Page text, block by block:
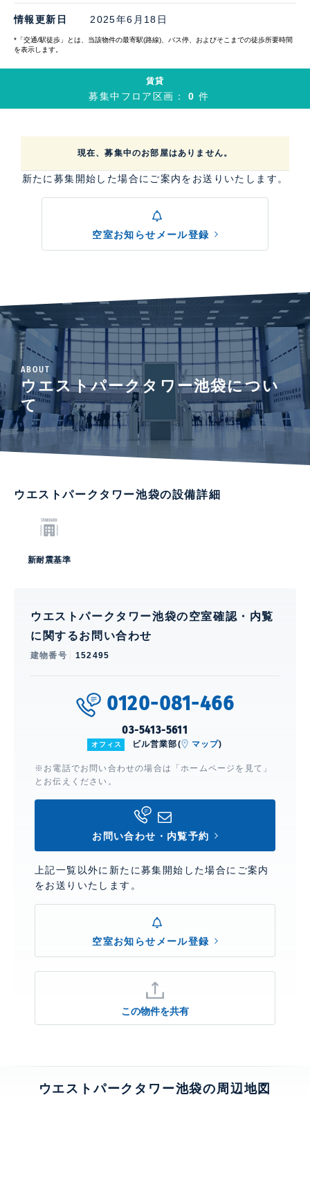
情報更新日 2025年6月18日
*「交通/駅徒歩」とは、当該物件の最寄駅(路線)、バス停、およびそこまでの徒歩所要時間
を表示します。
賃貸
募集中フロア区画：0件
現在、募集中のお部屋はありません。
新たに募集開始した場合にご案内をお送りいたします。
空室お知らせメール登録
ABOUT
ウエストパークタワー池袋につい
て
ウエストパークタワー池袋の設備詳細
新耐震基準
ウエストパークタワー池袋の空室確認・内覧
に関するお問い合わせ
建物番号 152495
0120-081-466
03-5413-5611
オフィス ビル営業部( マップ)
※お電話でお問い合わせの場合は「ホームページを見て」
とお伝えください。
お問い合わせ・内覧予約
上記一覧以外に新たに募集開始した場合にご案内
をお送りいたします。
空室お知らせメール登録
この物件を共有
ウエストパークタワー池袋の周辺地図